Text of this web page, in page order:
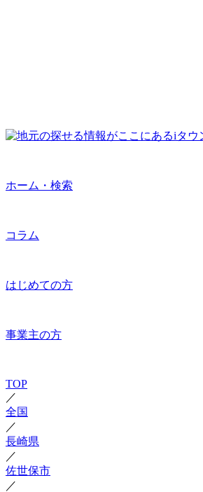
ホーム・検索
コラム
はじめての方
事業主の方
TOP
／
全国
／
長崎県
／
佐世保市
／